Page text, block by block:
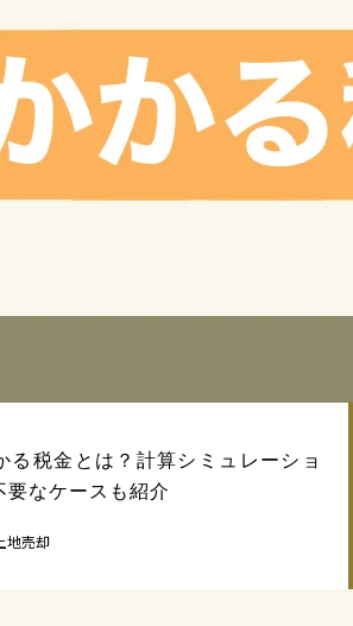
る税金とは？計算シミュレーショ
要なケースも紹介
地売却